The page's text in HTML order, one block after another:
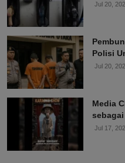
Jul 20,
Polisi
Jul 20,
Media
Jul 17,